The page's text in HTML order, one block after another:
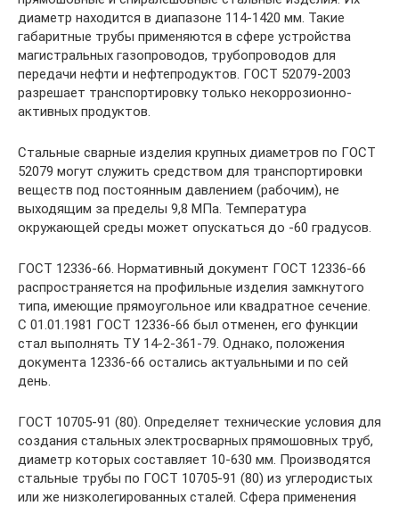
диаметр находится в диапазоне 114-1420 мм. Такие
габаритные трубы применяются в сфере устройства
магистральных газопроводов, трубопроводов для
передачи нефти и нефтепродуктов. ГОСТ 52079-2003
разрешает транспортировку только некоррозионно-
активных продуктов.
Стальные сварные изделия крупных диаметров по ГОСТ
52079 могут служить средством для транспортировки
веществ под постоянным давлением (рабочим), не
выходящим за пределы 9,8 МПа. Температура
окружающей среды может опускаться до -60 градусов.
ГОСТ 12336-66. Нормативный документ ГОСТ 12336-66
распространяется на профильные изделия замкнутого
типа, имеющие прямоугольное или квадратное сечение.
С 01.01.1981 ГОСТ 12336-66 был отменен, его функции
стал выполнять ТУ 14-2-361-79. Однако, положения
документа 12336-66 остались актуальными и по сей
день.
ГОСТ 10705-91 (80). Определяет технические условия для
создания стальных электросварных прямошовных труб,
диаметр которых составляет 10-630 мм. Производятся
стальные трубы по ГОСТ 10705-91 (80) из углеродистых
или же низколегированных сталей. Сфера применения